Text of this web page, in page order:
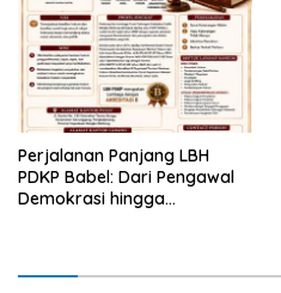
Berkeadilan
Perjalanan Panjang LBH
PDKP Babel: Dari Pengawal
Demokrasi hingga